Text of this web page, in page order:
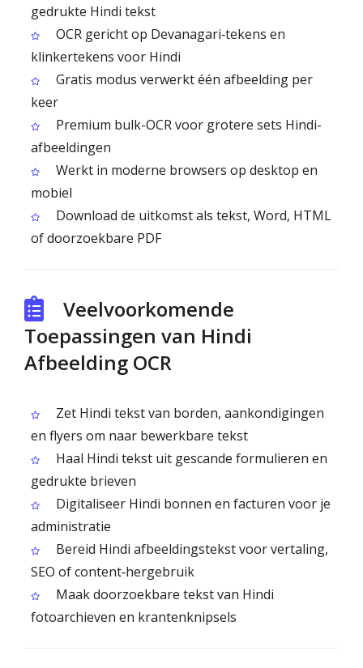
gedrukte Hindi tekst
OCR gericht op Devanagari‑tekens en
klinkertekens voor Hindi
Gratis modus verwerkt één afbeelding per
keer
Premium bulk-OCR voor grotere sets Hindi-
afbeeldingen
Werkt in moderne browsers op desktop en
mobiel
Download de uitkomst als tekst, Word, HTML
of doorzoekbare PDF
Veelvoorkomende
Toepassingen van Hindi
Afbeelding OCR
Zet Hindi tekst van borden, aankondigingen
en flyers om naar bewerkbare tekst
Haal Hindi tekst uit gescande formulieren en
gedrukte brieven
Digitaliseer Hindi bonnen en facturen voor je
administratie
Bereid Hindi afbeeldingstekst voor vertaling,
SEO of content‑hergebruik
Maak doorzoekbare tekst van Hindi
fotoarchieven en krantenknipsels